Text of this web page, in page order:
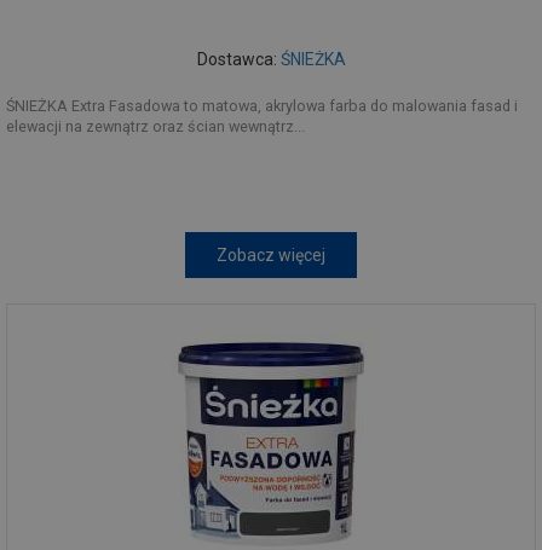
Dostawca: ŚNIEŻKA
ŚNIEŻKA Extra Fasadowa to matowa, akrylowa farba do malowania fasad i
elewacji na zewnątrz oraz ścian wewnątrz...
Zobacz więcej